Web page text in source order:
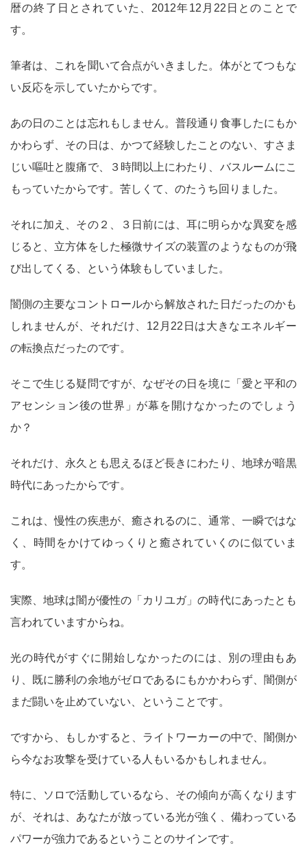
暦の終了日とされていた、2012年12月22日とのことで
す。
筆者は、これを聞いて合点がいきました。体がとてつもな
い反応を示していたからです。
あの日のことは忘れもしません。普段通り食事したにもか
かわらず、その日は、かつて経験したことのない、すさま
じい嘔吐と腹痛で、３時間以上にわたり、バスルームにこ
もっていたからです。苦しくて、のたうち回りました。
それに加え、その２、３日前には、耳に明らかな異変を感
じると、立方体をした極微サイズの装置のようなものが飛
び出してくる、という体験もしていました。
闇側の主要なコントロールから解放された日だったのかも
しれませんが、それだけ、12月22日は大きなエネルギー
の転換点だったのです。
そこで生じる疑問ですが、なぜその日を境に「愛と平和の
アセンション後の世界」が幕を開けなかったのでしょう
か？
それだけ、永久とも思えるほど長きにわたり、地球が暗黒
時代にあったからです。
これは、慢性の疾患が、癒されるのに、通常、一瞬ではな
く、時間をかけてゆっくりと癒されていくのに似ていま
す。
実際、地球は闇が優性の「カリユガ」の時代にあったとも
言われていますからね。
光の時代がすぐに開始しなかったのには、別の理由もあ
り、既に勝利の余地がゼロであるにもかかわらず、闇側が
まだ闘いを止めていない、ということです。
ですから、もしかすると、ライトワーカーの中で、闇側か
ら今なお攻撃を受けている人もいるかもしれません。
特に、ソロで活動しているなら、その傾向が高くなります
が、それは、あなたが放っている光が強く、備わっている
パワーが強力であるということのサインです。